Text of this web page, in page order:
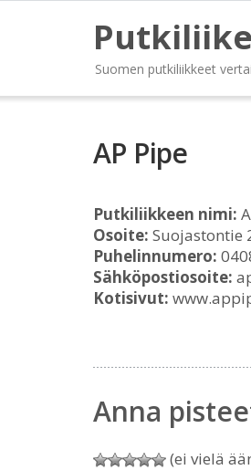
Suomen putkiliikkeet
AP Pipe
Putkiliikkeen nimi:
Osoite: Suojastontie
Puhelinnumero:
Sähköpostiosoite:
Kotisivut:
Anna
(ei vielä